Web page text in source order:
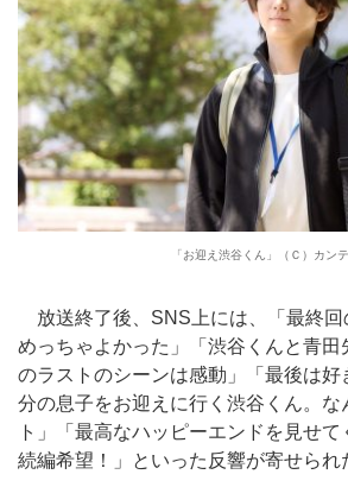
「お迎え渋谷くん」（Ｃ）カン
放送終了後、SNS上には、「最終回
めっちゃよかった」「渋谷くんと青田
のラストのシーンは感動」「最後は好
分の息子をお迎えに行く渋谷くん。な
ト」「最高なハッピーエンドを見せて
続編希望！」といった反響が寄せられ